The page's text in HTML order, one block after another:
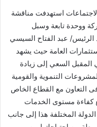
استهدفت مناقشة
ووحدة تابعة وسبل
عبد الفتاح السيسي
العامة حيث يشهد
المقبل السعي إلى زيادة
التنموية والقومية
التعاون مع القطاع الخاص
كفاءة مستوى الخدمات
المختلفة هذا إلى جانب